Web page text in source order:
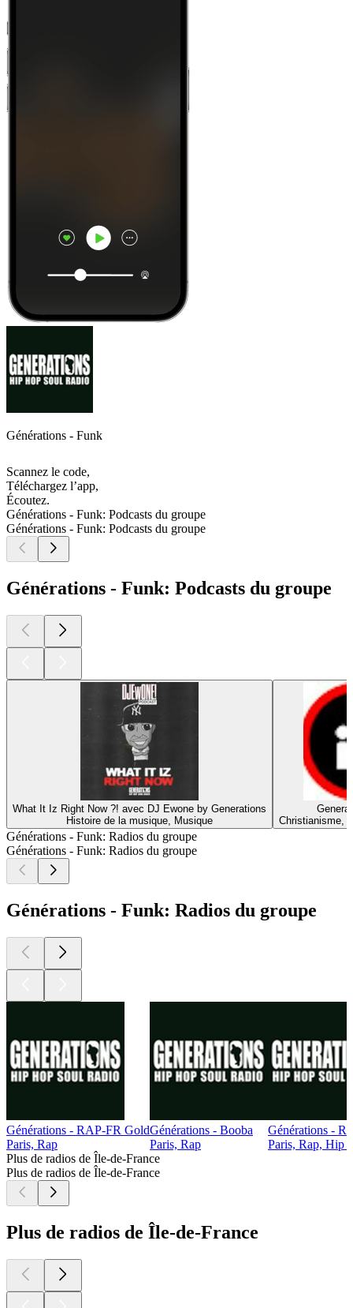
Générations - Funk
Scannez le code,
Téléchargez l’app,
Écoutez.
Générations - Funk: Podcasts du groupe
Générations - Funk: Podcasts du groupe
Générations - Funk: Podcasts du groupe
What It Iz Right Now ?! avec DJ Ewone by Generations
Histoire de la musique, Musique
Christianisme,
Générations - Funk: Radios du groupe
Générations - Funk: Radios du groupe
Générations - Funk: Radios du groupe
Générations - RAP-FR Gold
Paris, Rap
Générations - Booba
Paris, Rap
Générations -
Paris, Rap, Hip
Plus de radios de Île-de-France
Plus de radios de Île-de-France
Plus de radios de Île-de-France